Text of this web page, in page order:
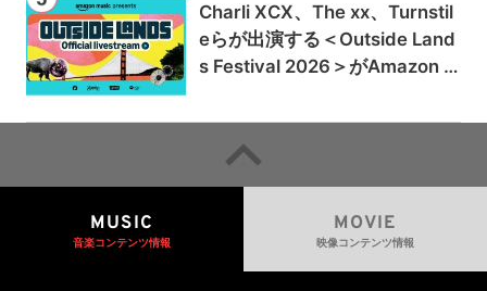
Charli XCX、The xx、Turnstil
eらが出演する＜Outside Land
s Festival 2026＞がAmazon M
ブ配信
MUSIC
音楽コンテンツ情報
MOVIE
映像コンテンツ情報